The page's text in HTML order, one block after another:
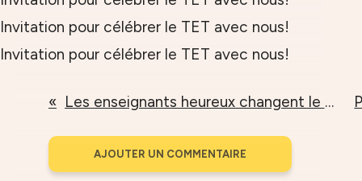
Les enseignants heureux changent le monde
AJOUTER UN COMMENTAIRE